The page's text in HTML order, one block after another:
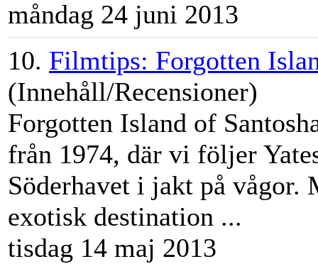
måndag 24 juni 2013
10. Filmtips: Forgotten
(Innehåll/Recensioner)
Forgotten Island of
från 1974, där vi följer
Söderhavet i jakt på vågor.
exotisk destination ...
tisdag 14 maj 2013